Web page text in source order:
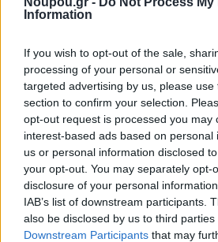
Information
If you wish to opt-out of the sale,
processing of your personal or
targeted advertising by us, please
section to confirm your selection.
opt-out request is processed you may
interest-based ads based on personal
us or personal information disclosed
your opt-out. You may separately opt-
disclosure of your personal
IAB’s list of downstream participants.
also be disclosed by us to third parties
Downstream Participants that may
«Το περίπτερο ήταν σε σημείο
τρίγωνο των βερμούδων! Όπου
από εκεί θα περνούσες για να πας
των δεκαετιών 1990 – 2000,
ευρώ, σήμαινε ταυτόχρονα
προϊόντα, που πριν δεν υπήρχαν